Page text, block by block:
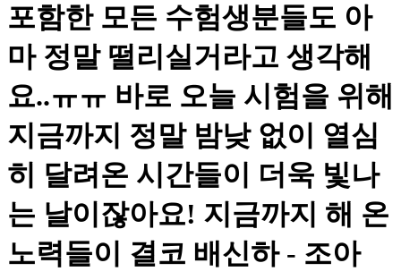
포함한 모든 수험생분들도 아
마 정말 떨리실거라고 생각해
요..ㅠㅠ 바로 오늘 시험을 위해
지금까지 정말 밤낮 없이 열심
히 달려온 시간들이 더욱 빛나
는 날이잖아요! 지금까지 해 온
노력들이 결코 배신하 - 조아